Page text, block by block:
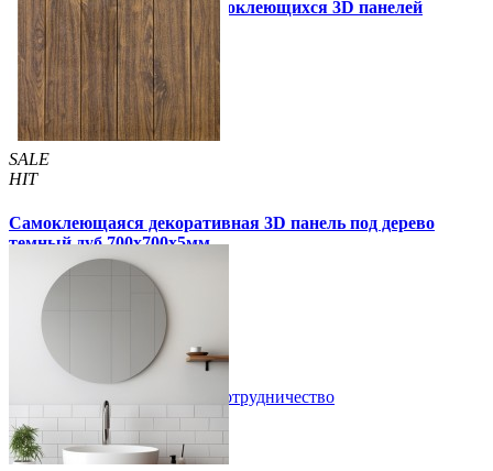
Инструкция установки самоклеющихся 3D панелей
Другие так же купили
SALE
HIT
Самоклеющаяся декоративная 3D панель под дерево
темный дуб 700x700x5мм
99 грн /шт
3 отзывов
Купить Сотрудничество